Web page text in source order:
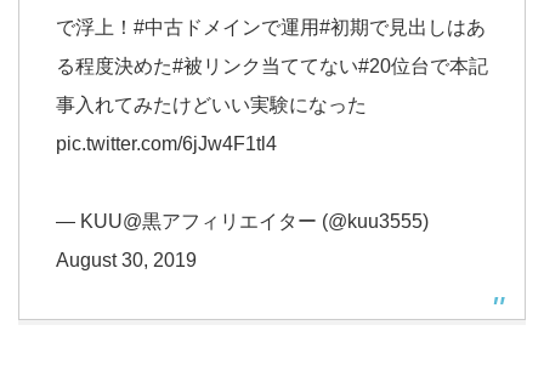
で浮上！ #中古ドメインで運用#初期で見出しはあ
る程度決めた#被リンク当ててない#20位台で本記
事入れてみたけどいい実験になった
pic.twitter.com/6jJw4F1tl4
— KUU@黒アフィリエイター (@kuu3555)
August 30, 2019